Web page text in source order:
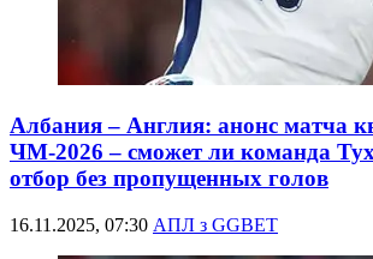
Албания – Англия: анонс матча
ЧМ-2026 – сможет ли команда
отбор без пропущенных голов
16.11.2025, 07:30 АПЛ з GGBET